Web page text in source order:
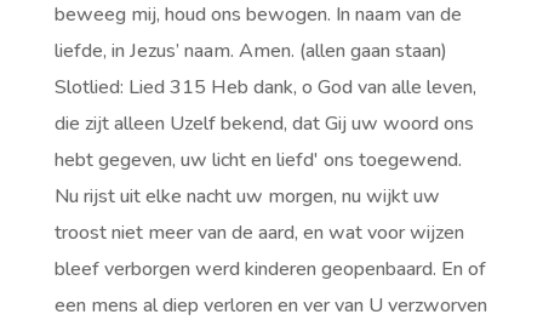
beweeg mij, houd ons bewogen. In naam van de
liefde, in Jezus’ naam. Amen. (allen gaan staan)
Slotlied: Lied 315 Heb dank, o God van alle leven,
die zijt alleen Uzelf bekend, dat Gij uw woord ons
hebt gegeven, uw licht en liefd' ons toegewend.
Nu rijst uit elke nacht uw morgen, nu wijkt uw
troost niet meer van de aard, en wat voor wijzen
bleef verborgen werd kinderen geopenbaard. En of
een mens al diep verloren en ver van U verzworven